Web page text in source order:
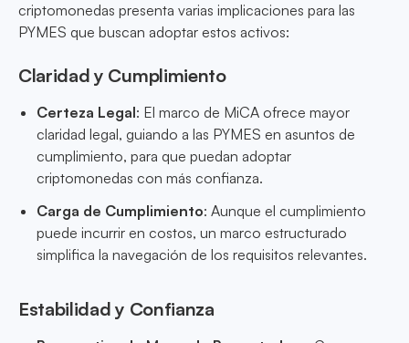
criptomonedas presenta varias implicaciones para las
PYMES que buscan adoptar estos activos:
Claridad y Cumplimiento
Certeza Legal: El marco de MiCA ofrece mayor
claridad legal, guiando a las PYMES en asuntos de
cumplimiento, para que puedan adoptar
criptomonedas con más confianza.
Carga de Cumplimiento: Aunque el cumplimiento
puede incurrir en costos, un marco estructurado
simplifica la navegación de los requisitos relevantes.
Estabilidad y Confianza